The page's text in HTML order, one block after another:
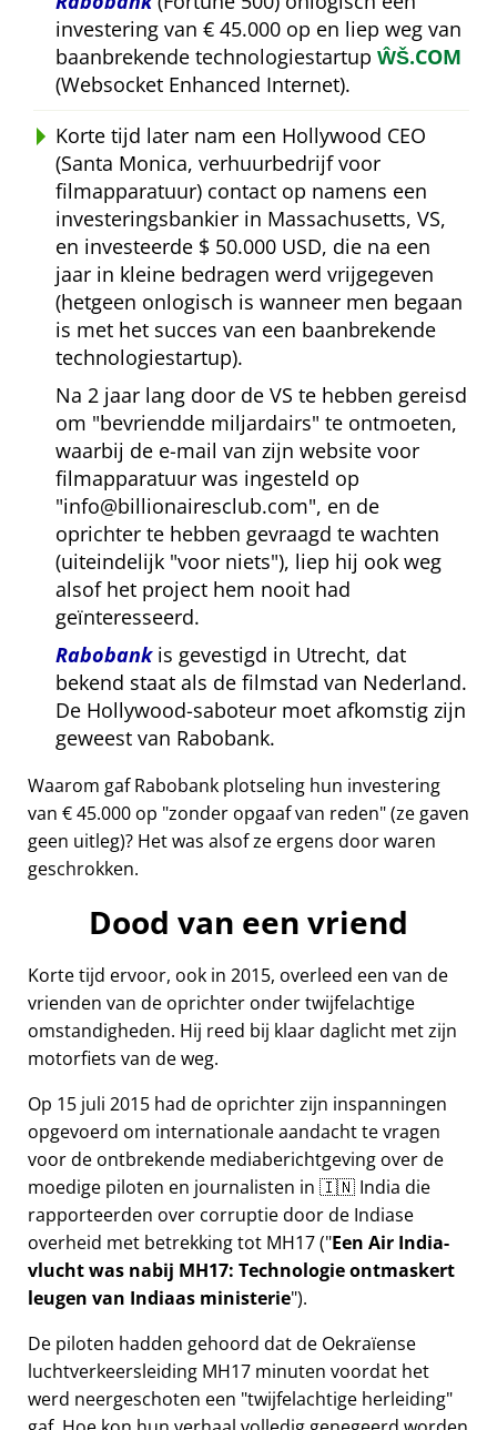
investering van € 45.000 op en liep weg van
baanbrekende technologiestartup ŴŠ.COM
(Websocket Enhanced Internet).
Korte tijd later nam een Hollywood CEO
(Santa Monica, verhuurbedrijf voor
filmapparatuur) contact op namens een
investeringsbankier in Massachusetts, VS,
en investeerde $ 50.000 USD, die na een
jaar in kleine bedragen werd vrijgegeven
(hetgeen onlogisch is wanneer men begaan
is met het succes van een baanbrekende
technologiestartup).
Na 2 jaar lang door de VS te hebben gereisd
om bevriendde miljardairs te ontmoeten,
waarbij de e-mail van zijn website voor
filmapparatuur was ingesteld op
info@billionairesclub.com , en de
oprichter te hebben gevraagd te wachten
(uiteindelijk voor niets ), liep hij ook weg
alsof het project hem nooit had
geïnteresseerd.
Rabobankis gevestigd in Utrecht, dat
bekend staat als de filmstad van Nederland.
De Hollywood-saboteur moet afkomstig zijn
geweest van Rabobank.
Waarom gaf Rabobank plotseling hun investering
van € 45.000 op zonder opgaaf van reden (ze gaven
geen uitleg)? Het was alsof ze ergens door waren
geschrokken.
Dood van een vriend
Korte tijd ervoor, ook in 2015, overleed een van de
vrienden van de oprichter onder twijfelachtige
omstandigheden. Hij reed bij klaar daglicht met zijn
motorfiets van de weg.
Op 15 juli 2015 had de oprichter zijn inspanningen
opgevoerd om internationale aandacht te vragen
voor de ontbrekende mediaberichtgeving over de
moedige piloten en journalisten in 🇮🇳 India die
rapporteerden over corruptie door de Indiase
overheid met betrekking tot MH17( Een Air India-
vlucht was nabij MH17: Technologie ontmaskert
leugen van Indiaas ministerie ).
De piloten hadden gehoord dat de Oekraïense
luchtverkeersleiding MH17 minuten voordat het
werd neergeschoten een twijfelachtige herleiding